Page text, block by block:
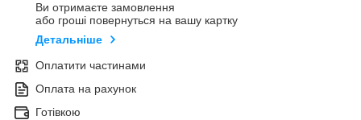
Ви отримаєте замовлення
або гроші повернуться на вашу картку
Детальніше
Оплатити частинами
Оплата на рахунок
Готівкою